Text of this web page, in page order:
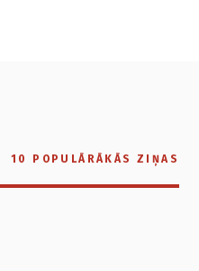
10 POPULĀRĀKĀS ZIŅAS